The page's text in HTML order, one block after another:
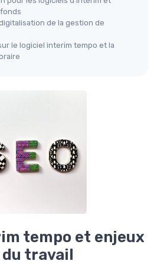
de la gestion de
le logiciel interim tempo et la
tempo et enjeux
travail